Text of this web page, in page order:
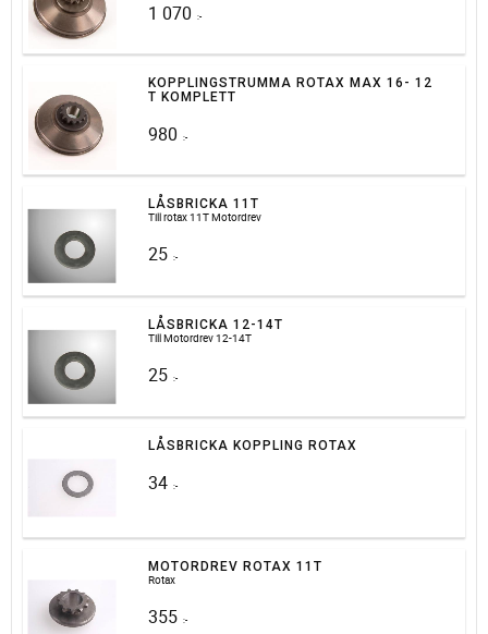
1 070 :-
KOPPLINGSTRUMMA ROTAX MAX 16- 12
T KOMPLETT
980 :-
LÅSBRICKA 11T
Till rotax 11T Motordrev
25 :-
LÅSBRICKA 12-14T
Till Motordrev 12-14T
25 :-
LÅSBRICKA KOPPLING ROTAX
34 :-
MOTORDREV ROTAX 11T
Rotax
355 :-